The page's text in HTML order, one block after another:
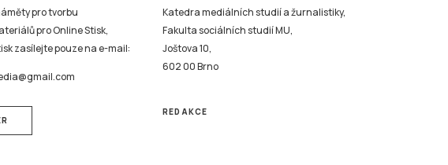
pro tvorbu
pro Online Stisk,
zasílejte pouze na e-mail:
Katedra mediálních studií a žurnalistiky,
Fakulta sociálních studií MU,
Joštova 10,
602 00 Brno
REDAKCE